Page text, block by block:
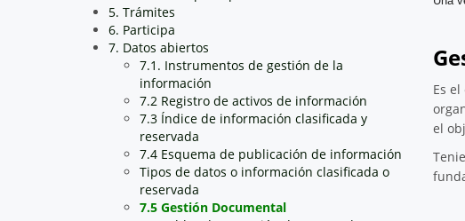
5. Trámites
6. Participa
7. Datos abiertos
7.1. Instrumentos de gestión de la
información
7.2 Registro de activos de información
7.3 Índice de información clasificada y
reservada
7.4 Esquema de publicación de información
Tipos de datos o información clasificada o
reservada
7.5 Gestión Documental
Es
el